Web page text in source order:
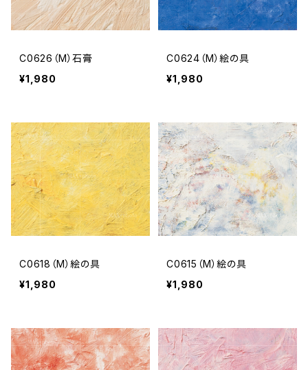
C0626（M）石膏
¥1,980
C0624（M）絵の具
¥1,980
C0618（M）絵の具
¥1,980
C0615（M）絵の具
¥1,980